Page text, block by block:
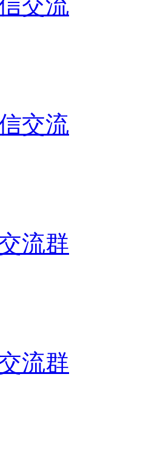
交流
交流
流群
流群